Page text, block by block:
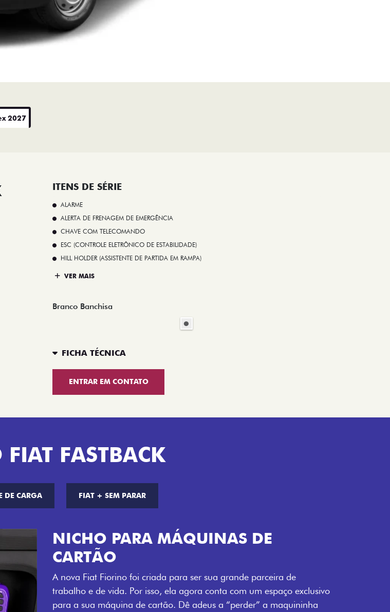
2027
ITENS DE SÉRIE
ALARME
ALERTA DE FRENAGEM DE EMERGÊNCIA
CHAVE COM TELECOMANDO
ESC (CONTROLE ELETRÔNICO DE ESTABILIDADE)
HILL HOLDER (ASSISTENTE DE PARTIDA EM RAMPA)
VER MAIS
Branco Banchisa
FICHA TÉCNICA
ENTRAR EM CONTATO
FASTBACK
DE CARGA FIAT + SEM PARAR
CHAVE COM TELECOMANDO
Agora, a chave da sua nova Fiorino pode abrir o veículo também à
distância, e não mais somente pela fechadura. São detalhes como
esse que trazem ainda mais fluidez para o seu dia de trabalho.